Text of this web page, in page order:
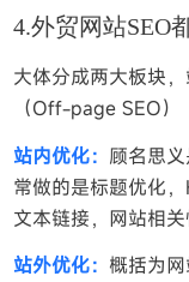
4.外贸网站SEO
大体分成两大板块
（Off-page SEO）
站内优化： 顾名思
常做的是标题优化
文本链接，网站相
站外优化： 概括为